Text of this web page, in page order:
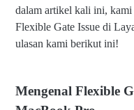
dalam artikel kali ini, kami
Flexible Gate Issue di
ulasan kami berikut ini!
Mengenal Flexible